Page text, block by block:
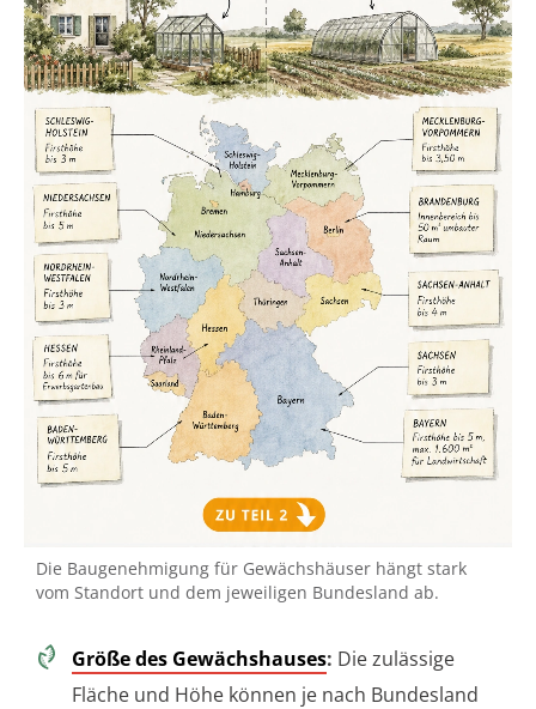
Die Baugenehmigung für Gewächshäuser hängt stark
vom Standort und dem jeweiligen Bundesland ab.
Größe des Gewächshauses: Die zulässige
Fläche und Höhe können je nach Bundesland